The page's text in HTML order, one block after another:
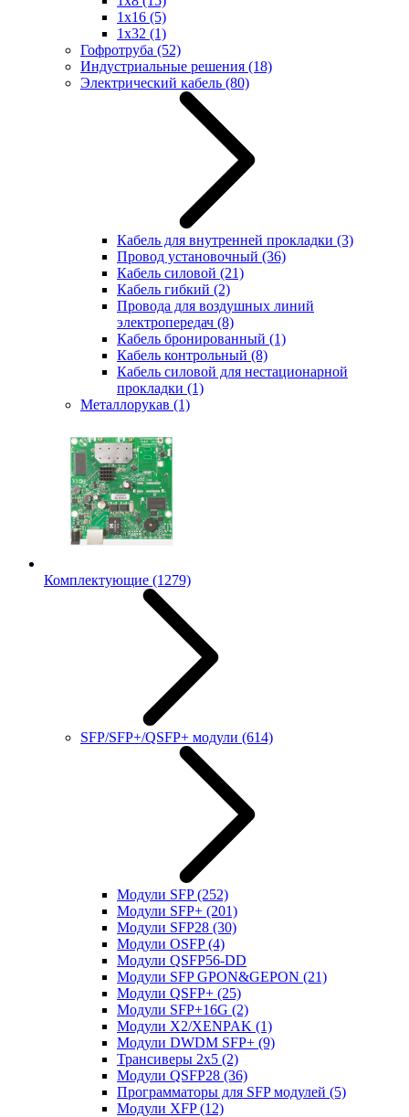
1x16 (5)
1x32 (1)
Гофротруба (52)
Индустриальные решения (18)
Электрический кабель (80)
Кабель для внутренней прокладки (3)
Провод установочный (36)
Кабель силовой (21)
Кабель гибкий (2)
Провода для воздушных линий
электропередач (8)
Кабель бронированный (1)
Кабель контрольный (8)
Кабель силовой для нестационарной
прокладки (1)
Металлорукав (1)
Комплектующие (1279)
SFP/SFP+/QSFP+ модули (614)
Модули SFP(252)
Модули SFP+ (201)
Модули SFP28 (30)
Модули OSFP(4)
Модули QSFP56-DD
Модули SFP GPON&GEPON (21)
Модули QSFP+ (25)
Модули SFP+16G (2)
Модули X2/XENPAK (1)
Модули DWDM SFP+ (9)
Трансиверы 2x5 (2)
Модули QSFP28 (36)
Программаторы для SFP модулей (5)
Модули XFP(12)